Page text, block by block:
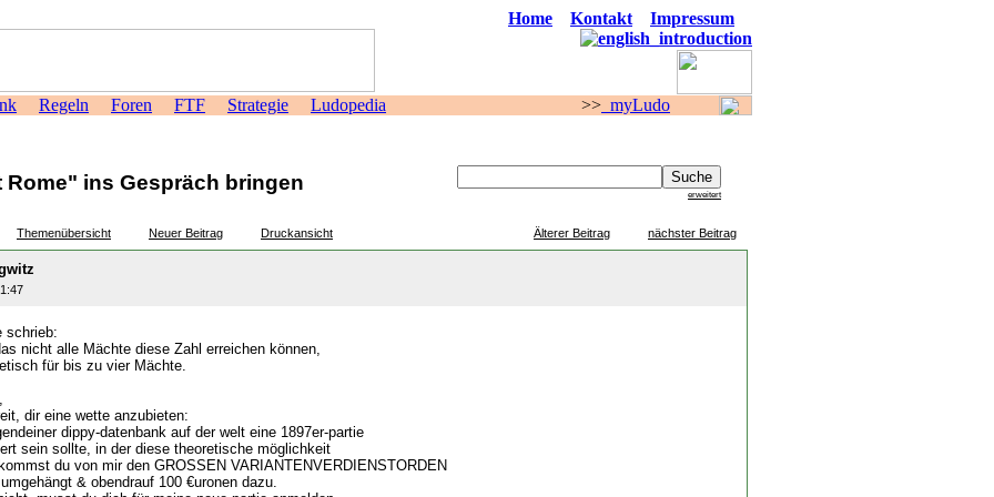
Home Kontakt Impressum
Regeln Foren FTF Strategie Ludopedia >> myLudo
erweitert
Rome" ins Gespräch bringen
Älterer Beitrag nächster Beitrag
Themenübersicht Neuer Beitrag Druckansicht
schrieb:
nicht alle Mächte diese Zahl erreichen können,
für bis zu vier Mächte.
dir eine wette anzubieten:
dippy-datenbank auf der welt eine 1897er-partie
sein sollte, in der diese theoretische möglichkeit
du von mir den GROSSEN VARIANTENVERDIENSTORDEN
& obendrauf 100 €uronen dazu.